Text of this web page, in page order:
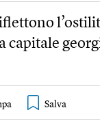
capitale